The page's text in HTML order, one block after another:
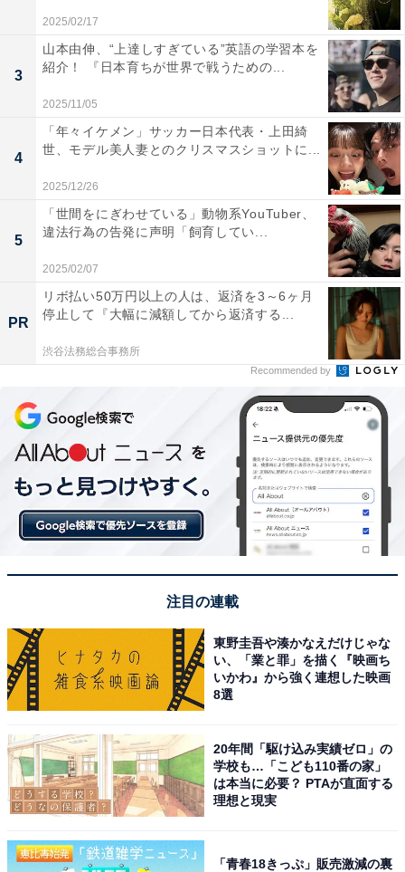
2025/02/17
3
山本由伸、“上達しすぎている”英語の学習本を
紹介！ 『日本育ちが世界で戦うための...
2025/11/05
4
「年々イケメン」サッカー日本代表・上田綺
世、モデル美人妻とのクリスマスショットに...
2025/12/26
5
「世間をにぎわせている」動物系YouTuber、
違法行為の告発に声明「飼育してい...
2025/02/07
PR
リボ払い50万円以上の人は、返済を3～6ヶ月
停止して『大幅に減額してから返済する...
渋谷法務総合事務所
Recommended by
注目の連載
東野圭吾や湊かなえだけじゃな
い、「業と罪」を描く『映画ち
いかわ』から強く連想した映画
8選
20年間「駆け込み実績ゼロ」の
学校も…「こども110番の家」
は本当に必要？ PTAが直面する
理想と現実
「青春18きっぷ」販売激減の裏